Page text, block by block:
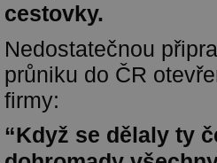
cestovky.
Nedostatečnou
průniku do ČR
firmy:
“Když se dělaly ty